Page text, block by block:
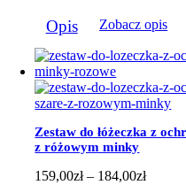
do
produkt
ma
wiele
wariantów.
Opcje
można
wybrać
na
stronie
produktu
Opis Zobacz opis
Zestaw do łóżeczka z
z różowym minky
159,00zł – 184,00złZakres